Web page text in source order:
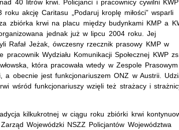
40 litrów krwi. Policjanci i pracownicy cywilni KWP
akcję Caritasu „Podaruj kroplę miłości” wsparli
zbiórka krwi na placu między budynkami KMP a
jednak już w lipcu 2004 roku. Jej
Rafał Jeżak, ówczesny rzecznik prasowy KMP w
pracownik Wydziału Komunikacji Społecznej KWP
która pracowała wtedy w Zespole Prasowym
a obecnie jest funkcjonariuszem ONZ w Austrii.
wśród funkcjonariuszy wzięli też strażacy i
kilkukrotnej w ciągu roku zbiórki krwi
Wojewódzki NSZZ Policjantów Województwa